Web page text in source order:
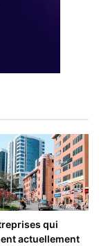
qui
actuellement